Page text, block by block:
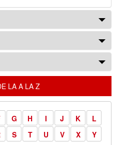
LA A LA Z
G H I J K
L
S T U V X
Y